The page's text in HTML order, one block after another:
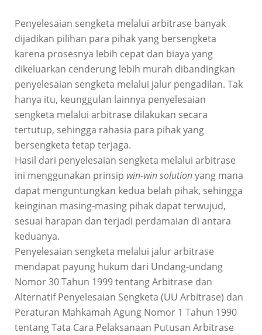
Penyelesaian sengketa melalui arbitrase banyak
dijadikan pilihan para pihak yang bersengketa
karena prosesnya lebih cepat dan biaya yang
dikeluarkan cenderung lebih murah dibandingkan
penyelesaian sengketa melalui jalur pengadilan. Tak
hanya itu, keunggulan lainnya penyelesaian
sengketa melalui arbitrase dilakukan secara
tertutup, sehingga rahasia para pihak yang
bersengketa tetap terjaga.
Hasil dari penyelesaian sengketa melalui arbitrase
ini menggunakan prinsip win-win solutionyang mana
dapat menguntungkan kedua belah pihak, sehingga
keinginan masing-masing pihak dapat terwujud,
sesuai harapan dan terjadi perdamaian di antara
keduanya.
Penyelesaian sengketa melalui jalur arbitrase
mendapat payung hukum dari Undang-undang
Nomor 30 Tahun 1999 tentang Arbitrase dan
Alternatif Penyelesaian Sengketa (UU Arbitrase) dan
Peraturan Mahkamah Agung Nomor 1 Tahun 1990
tentang Tata Cara Pelaksanaan Putusan Arbitrase